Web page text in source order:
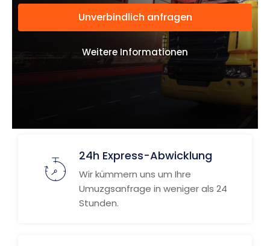
Unverbindlich anfragen
Weitere Informationen
24h Express-Abwicklung
Wir kümmern uns um Ihre
Umuzgsanfrage in weniger als 24
Stunden.